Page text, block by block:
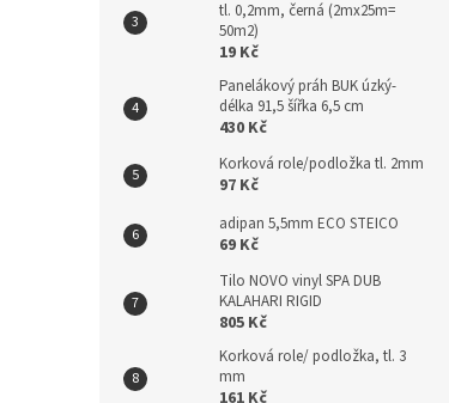
tl. 0,2mm, černá (2mx25m=
50m2)
19 Kč
Panelákový práh BUK úzký-
délka 91,5 šířka 6,5 cm
430 Kč
Korková role/podložka tl. 2mm
97 Kč
adipan 5,5mm ECO STEICO
69 Kč
Tilo NOVO vinyl SPA DUB
KALAHARI RIGID
805 Kč
Korková role/ podložka, tl. 3
mm
161 Kč